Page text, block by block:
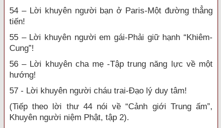
54 – Lời khuyên người bạn ở Paris-Một đường thẳng
tiến!
55 – Lời khuyên người em gái-Phải giữ hạnh “Khiêm-
Cung”!
56 – Lời khuyên cha mẹ -Tập trung năng lực về một
hướng!
57 - Lời khuyên người cháu trai-Đạo lý duy tâm!
(Tiếp theo lời thư 44 nói về “Cảnh giới Trung ấm”,
Khuyên người niệm Phật, tập 2).